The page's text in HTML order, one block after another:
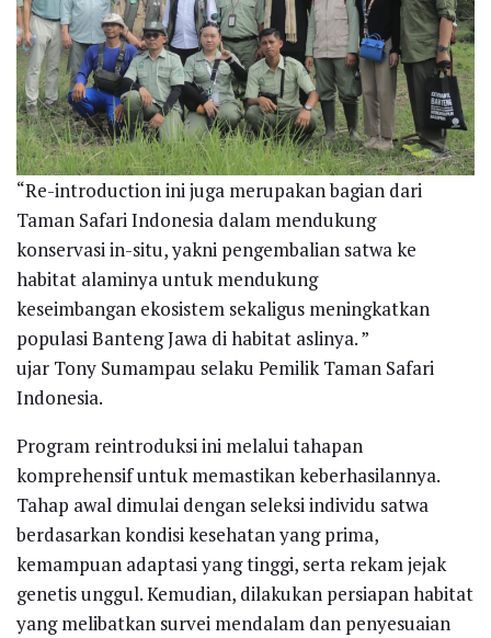
“Re-introduction ini juga merupakan bagian dari
Taman Safari Indonesia dalam mendukung
konservasi in-situ, yakni pengembalian satwa ke
habitat alaminya untuk mendukung
keseimbangan ekosistem sekaligus meningkatkan
populasi Banteng Jawa di habitat aslinya. ”
ujar Tony Sumampau selaku Pemilik Taman Safari
Indonesia.
Program reintroduksi ini melalui tahapan
komprehensif untuk memastikan keberhasilannya.
Tahap awal dimulai dengan seleksi individu satwa
berdasarkan kondisi kesehatan yang prima,
kemampuan adaptasi yang tinggi, serta rekam jejak
genetis unggul. Kemudian, dilakukan persiapan habitat
yang melibatkan survei mendalam dan penyesuaian